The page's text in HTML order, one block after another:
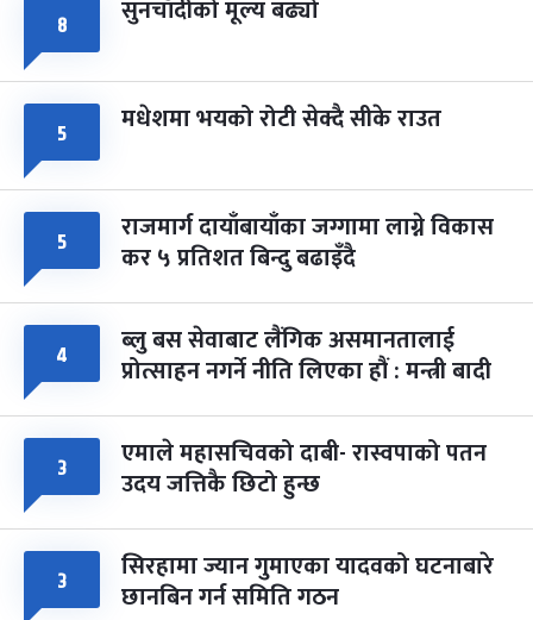
८ सुनचाँदीको मूल्य बढ्यो
५ मधेशमा भयको रोटी सेक्दै सीके राउत
५ राजमार्ग दायाँबायाँका जग्गामा लाग्ने विकास
कर ५ प्रतिशत बिन्दु बढाइँदै
४ ब्लु बस सेवाबाट लैंगिक असमानतालाई
प्रोत्साहन नगर्ने नीति लिएका हौं : मन्त्री बादी
३ एमाले महासचिवको दाबी- रास्वपाको पतन
उदय जत्तिकै छिटो हुन्छ
३ सिरहामा ज्यान गुमाएका यादवको घटनाबारे
छानबिन गर्न समिति गठन